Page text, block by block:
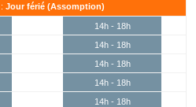
Jour férié (Assomption)
14h - 18h
14h - 18h
14h - 18h
14h - 18h
14h - 18h